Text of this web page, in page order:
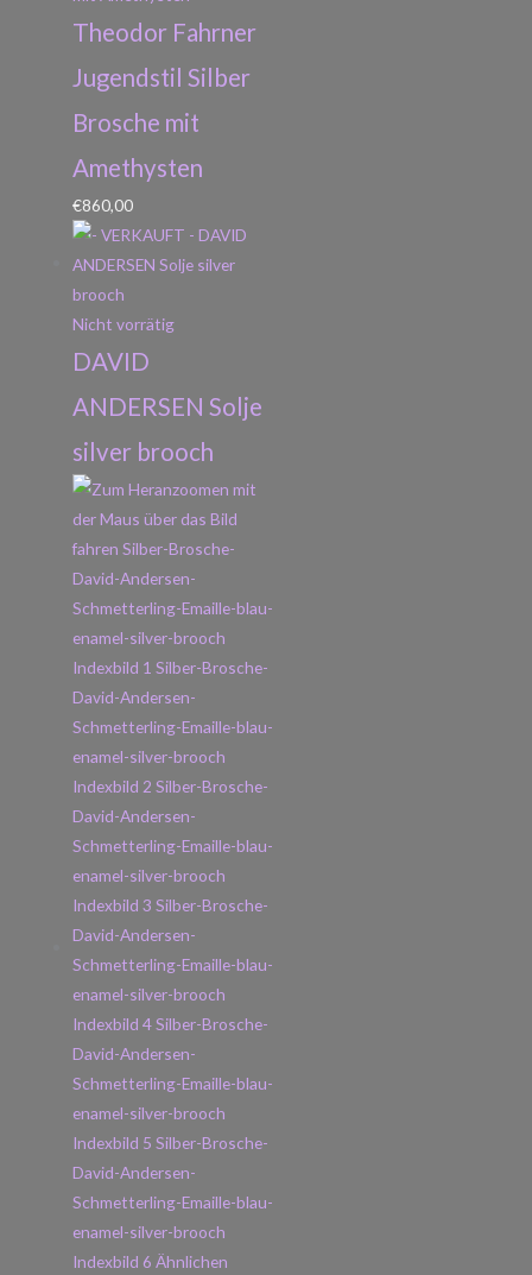
Theodor Fahrner
Jugendstil Silber
Brosche mit
Amethysten
€860,00
Nicht vorrätig
DAVID
ANDERSEN Solje
silver brooch